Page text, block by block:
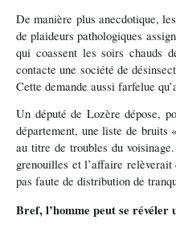
De manière plus anecdotique,
de plaideurs pathologiques
qui coassent les soirs chauds
contacte une société de
Cette demande aussi farfelue
Un député de Lozère dépose,
département, une liste de bruits
au titre de troubles du
grenouilles et l’affaire
pas faute de distribution de
Bref, l’homme peut se révéler